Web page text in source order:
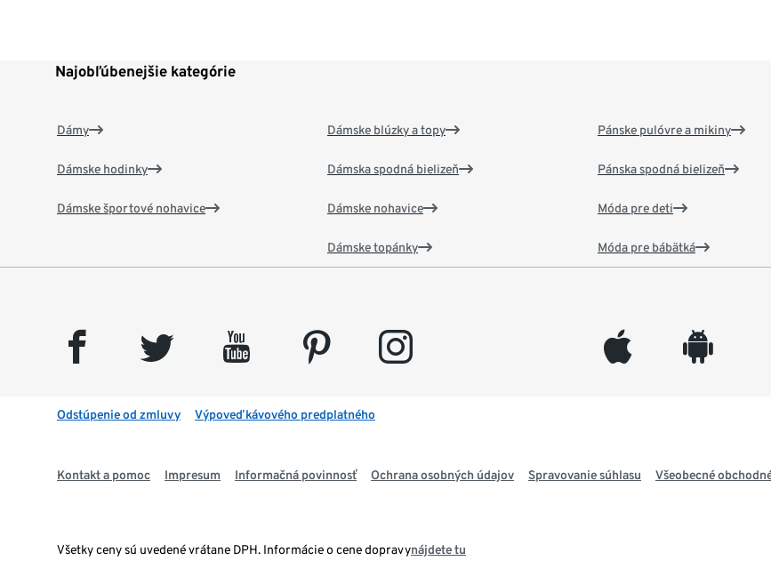
Najobľúbenejšie kategórie
Dámy
Dámske hodinky
Dámske športové nohavice
Dámske blúzky a topy
Dámska spodná bielizeň
Dámske nohavice
Dámske topánky
Pánske pulóvre a mikiny
Pánska spodná bielizeň
Móda pre deti
Móda pre bábätká
facebook twitter youtube pinterest instagram appleinc android
Odstúpenie od zmluvy Výpoveď kávového predplatného
Kontakt a pomoc Impresum Informačná povinnosť Ochrana osobných údajov Spravovanie súhlasu Všeobecné
Všetky ceny sú uvedené vrátane DPH. Informácie o cene dopravynájdete tu